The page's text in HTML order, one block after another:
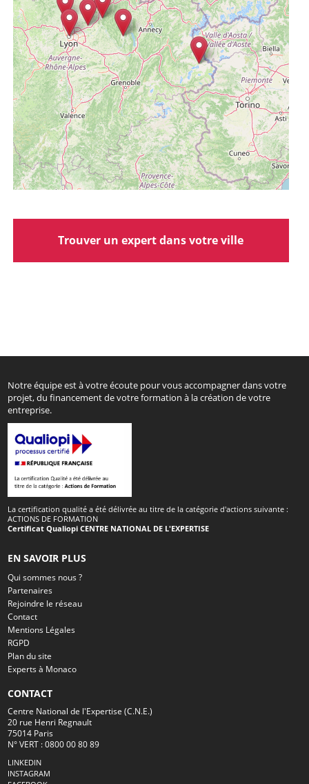
Trouver un expert dans votre ville
Notre équipe est à votre écoute pour vous accompagner dans votre
projet, du financement de votre formation à la création de votre
entreprise.
La certification qualité a été délivrée au titre de la catégorie d'actions suivante :
ACTIONS DE FORMATION
Certificat Qualiopi CENTRE NATIONAL DE L'EXPERTISE
EN SAVOIR PLUS
Qui sommes nous ?
Partenaires
Rejoindre le réseau
Contact
Mentions Légales
RGPD
Plan du site
Experts à Monaco
CONTACT
Centre National de l'Expertise (C.N.E.)
20 rue Henri Regnault
75014 Paris
N° VERT : 0800 00 80 89
LINKEDIN
INSTAGRAM